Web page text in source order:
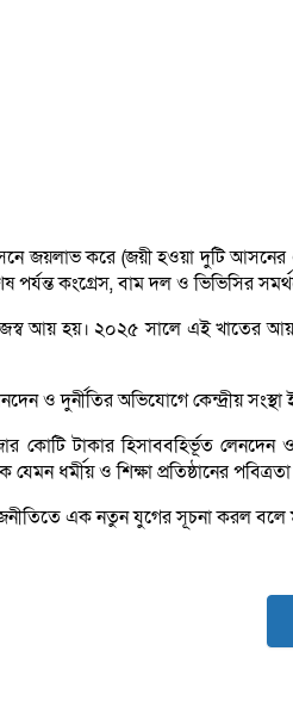
জয়লাভ করে (জয়ী হওয়া দুটি
পর্যন্ত কংগ্রেস, বাম দল ও ভিভিসির
আয় হয়। ২০২৫ সালে এই খাতের
ও দুর্নীতির অভিযোগে কেন্দ্রীয়
কোটি টাকার হিসাববহির্ভূত
ধর্মীয় ও শিক্ষা প্রতিষ্ঠানের
এক নতুন যুগের সূচনা করল